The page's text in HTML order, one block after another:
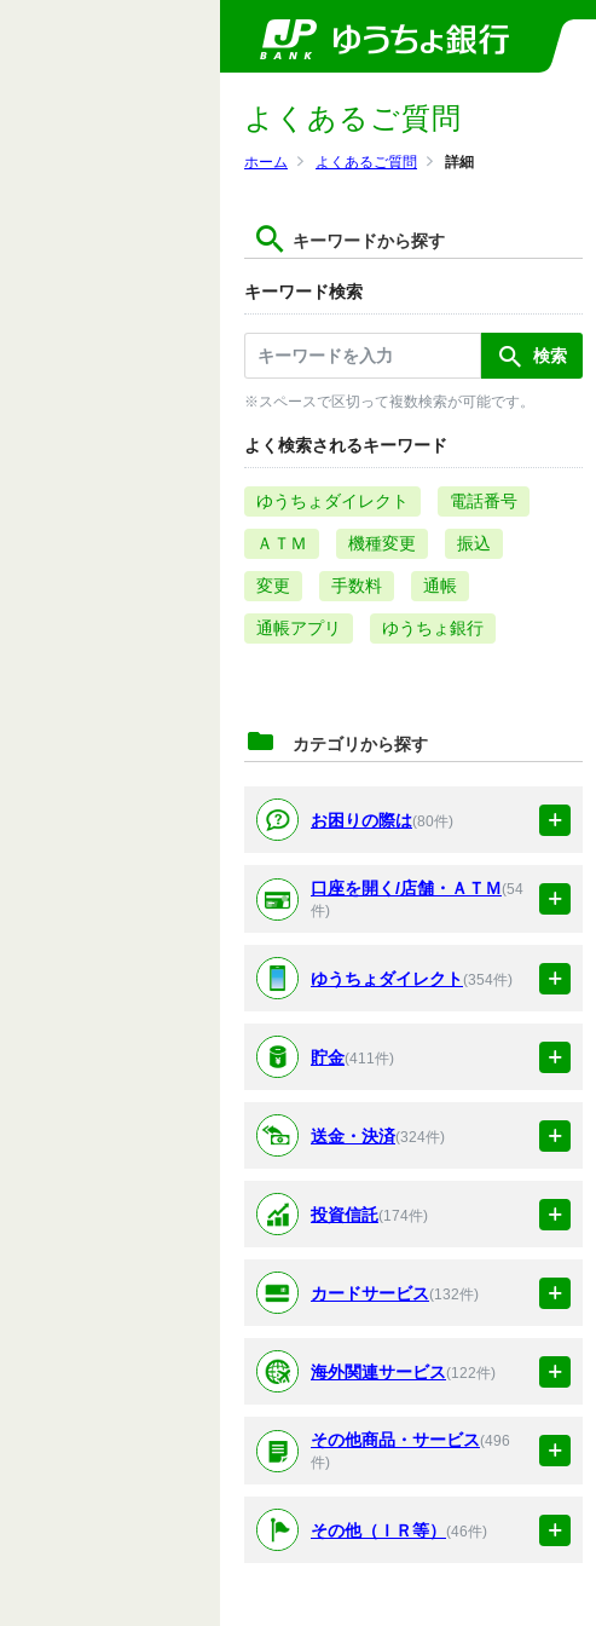
ホーム よくあるご質問 詳細
よくあるご質問
キーワードから探す
キーワード検索
※スペースで区切って複数検索が可能です。
よく検索されるキーワード
ゆうちょダイレクト 電話番号
ＡＴＭ 機種変更 振込
変更 手数料 通帳
通帳アプリ ゆうちょ銀行
カテゴリから探す
お困りの際は(80件)
口座を開く/店舗・ＡＴＭ(54
件)
ゆうちょダイレクト(354件)
貯金(411件)
送金・決済(324件)
投資信託(174件)
カードサービス(132件)
海外関連サービス(122件)
その他商品・サービス(496
件)
その他（ＩＲ等） (46件)